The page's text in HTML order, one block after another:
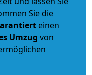
Sie die
einen
Umzug von